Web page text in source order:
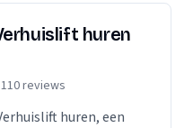
huren
110 reviews
huren, een